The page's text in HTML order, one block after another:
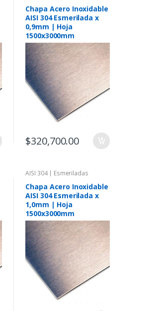
Chapa Acero Inoxidable
AISI 304 Esmerilada x
0,9mm | Hoja
1500x3000mm
$320,700.00
AISI 304 | Esmeriladas
Chapa Acero Inoxidable
AISI 304 Esmerilada x
1,0mm | Hoja
1500x3000mm